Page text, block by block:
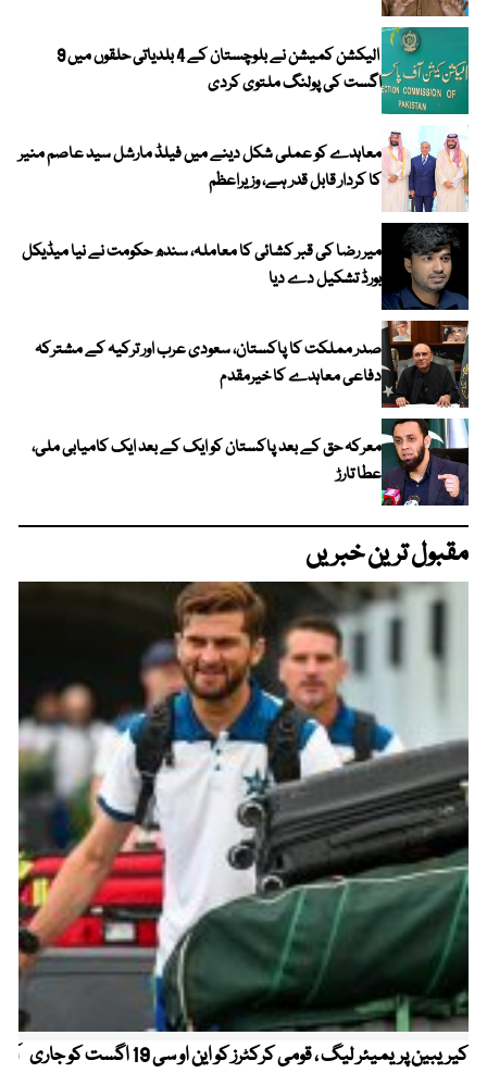
الیکشن کمیشن نے بلوچستان کے 4 بلدیاتی حلقوں میں 9
اگست کی پولنگ ملتوی کردی
معاہدے کو عملی شکل دینے میں فیلڈ مارشل سید عاصم منیر
کا کردار قابل قدر ہے، وزیراعظم
میر رضا کی قبر کشائی کا معاملہ، سندھ حکومت نے نیا میڈیکل
بورڈ تشکیل دے دیا
صدر مملکت کا پاکستان، سعودی عرب اور ترکیہ کے مشترکہ
دفاعی معاہدے کا خیرمقدم
معرکہ حق کے بعد پاکستان کو ایک کے بعد ایک کامیابی ملی،
عطا تارڑ
مقبول ترین خبریں
کیریبین پریمیئر لیگ ، قومی کرکٹرز کو این او سی 19 اگست کو جاری